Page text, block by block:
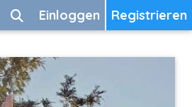
Registrieren
Einloggen